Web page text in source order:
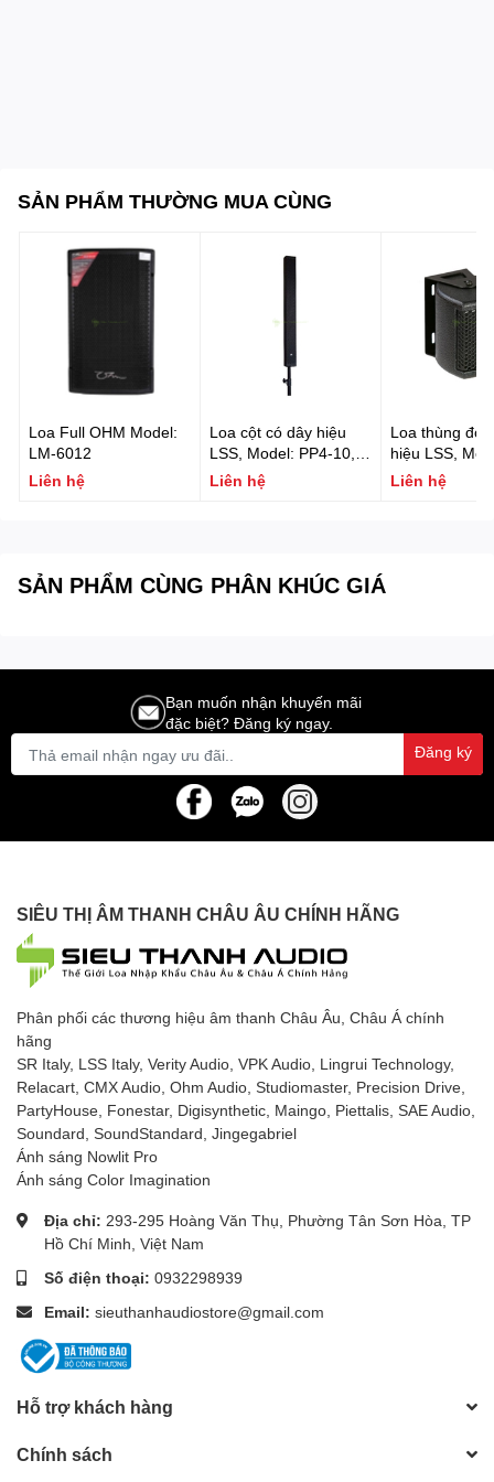
SẢN PHẨM THƯỜNG MUA CÙNG
Loa Full OHM Model:
LM-6012
Liên hệ
Loa cột có dây hiệu
LSS, Model: PP4-10,
Công suất 600W
Liên hệ
Loa thùng
hiệu LSS,
Công suất:
Liên hệ
SẢN PHẨM CÙNG PHÂN KHÚC GIÁ
Bạn muốn nhận khuyến mãi
đặc biệt? Đăng ký ngay.
Đăng ký
SIÊU THỊ ÂM THANH CHÂU ÂU CHÍNH HÃNG
Phân phối các thương hiệu âm thanh Châu Âu, Châu Á chính
hãng
SR Italy, LSS Italy, Verity Audio, VPK Audio, Lingrui Technology,
Relacart, CMX Audio, Ohm Audio, Studiomaster, Precision Drive,
PartyHouse, Fonestar, Digisynthetic, Maingo, Piettalis, SAE Audio,
Soundard, SoundStandard, Jingegabriel
Ánh sáng Nowlit Pro
Ánh sáng Color Imagination
Địa chỉ: 293-295 Hoàng Văn Thụ, Phường Tân Sơn Hòa, TP
Hồ Chí Minh, Việt Nam
Số điện thoại: 0932298939
Email: sieuthanhaudiostore@gmail.com
Hỗ trợ khách hàng
Chính sách